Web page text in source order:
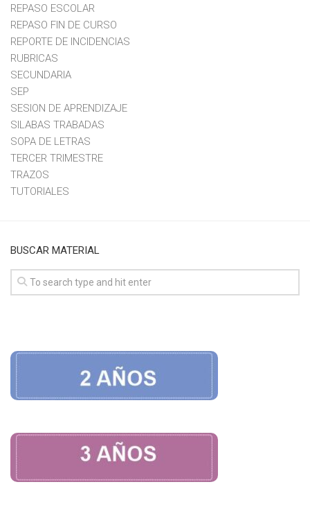
REPASO ESCOLAR
REPASO FIN DE CURSO
REPORTE DE INCIDENCIAS
RUBRICAS
SECUNDARIA
SEP
SESION DE APRENDIZAJE
SILABAS TRABADAS
SOPA DE LETRAS
TERCER TRIMESTRE
TRAZOS
TUTORIALES
BUSCAR MATERIAL